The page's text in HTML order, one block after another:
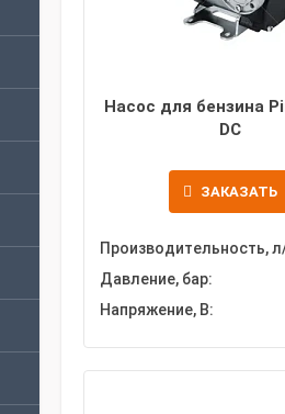
Насос для бензина
DC
ЗАКАЗАТЬ
Производительность,
Давление, бар:
Напряжение, В: